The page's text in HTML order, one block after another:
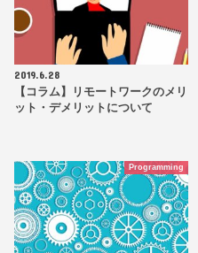
2019.6.28
【コラム】リモートワークのメリ
ット・デメリットについて
Programming